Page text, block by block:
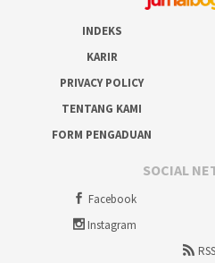
INDEKS
KARIR
PRIVACY POLICY
TENTANG KAMI
FORM PENGADUAN
SOCIAL
Facebook
Instagram
RSS